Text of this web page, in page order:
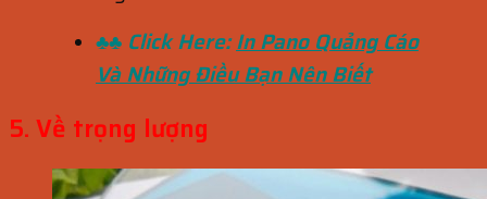
♣♣ Click Here:In Pano Quảng Cáo
Và Những Điều Bạn Nên Biết
5. Về trọng lượng